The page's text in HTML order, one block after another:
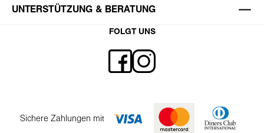
UNTERSTÜTZUNG & BERATUNG
FOLGT UNS
Sichere Zahlungen mit